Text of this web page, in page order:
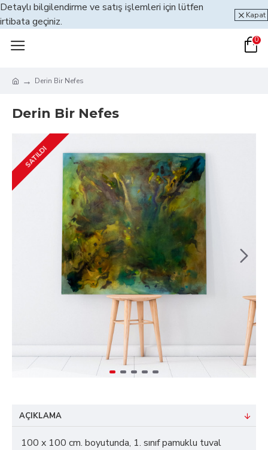
Detaylı bilgilendirme ve satış işlemleri için lütfen
irtibata geçiniz.
Kapat
0
Derin Bir Nefes
Derin Bir Nefes
SATILDI
AÇIKLAMA
100 x 100 cm. boyutunda, 1. sınıf pamuklu tuval